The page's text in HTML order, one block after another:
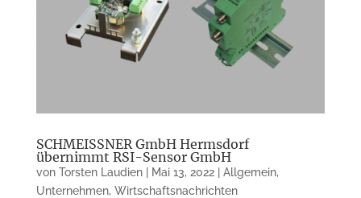
SCHMEISSNER GmbH Hermsdorf
übernimmt RSI-Sensor GmbH
von Torsten Laudien| Mai 13, 2022| Allgemein,
Unternehmen, Wirtschaftsnachrichten